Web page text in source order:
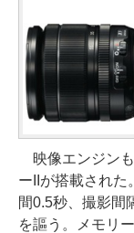
映像エンジン
ーIIが搭載された
間0.5秒、撮影間
を謳う。メモリ